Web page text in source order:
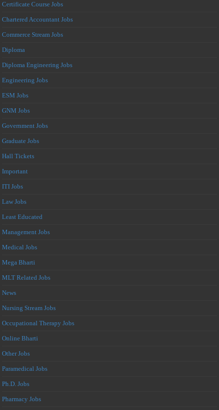
Certificate Course Jobs
Chartered Accountant Jobs
Commerce Stream Jobs
Diploma
Diploma Engineering Jobs
Engineering Jobs
ESM Jobs
GNM Jobs
Government Jobs
Graduate Jobs
Hall Tickets
Important
ITI Jobs
Law Jobs
Least Educated
Management Jobs
Medical Jobs
Mega Bharti
MLT Related Jobs
News
Nursing Stream Jobs
Occupational Therapy Jobs
Online Bharti
Other Jobs
Paramedical Jobs
Ph.D. Jobs
Pharmacy Jobs